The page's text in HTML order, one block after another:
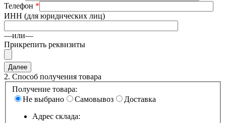
Телефон *
ИНН (для юридических лиц)
—или—
Прикрепить реквизиты
2. Способ получения товара
Получение товара:
Не выбрано
Самовывоз
Доставка
Адрес склада: